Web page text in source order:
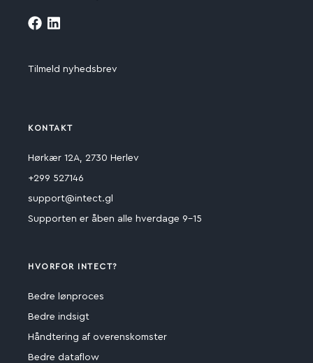
Tilmeld nyhedsbrev
KONTAKT
Hørkær 12A, 2730 Herlev
+299 527146
support@intect.gl
Supporten er åben alle hverdage 9-15
HVORFOR INTECT?
Bedre lønproces
Bedre indsigt
Håndtering af overenskomster
Bedre dataflow